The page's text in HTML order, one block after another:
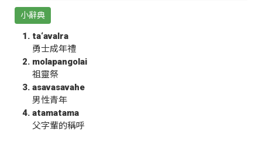
小辭典
ta‘avalra
勇士成年禮
molapangolai
祖靈祭
asavasavahe
男性青年
atamatama
父字輩的稱呼